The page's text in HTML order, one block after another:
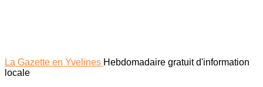
La Gazette en Yvelines Hebdomadaire gratuit d'information
locale